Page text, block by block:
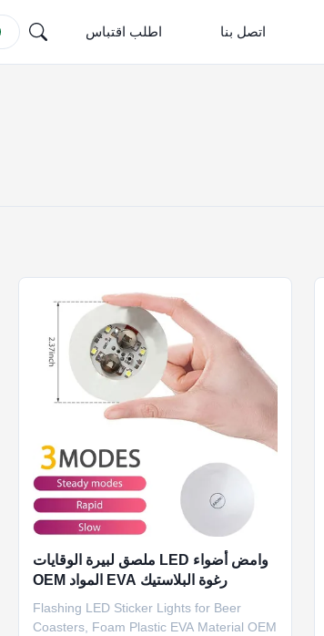
اتصل بنا اطلب اقتباس
وامض أضواء LED ملصق لبيرة الوقايات
رغوة البلاستيك EVA المواد OEM
Flashing LED Sticker Lights for Beer
Coasters, Foam Plastic EVA Material OEM